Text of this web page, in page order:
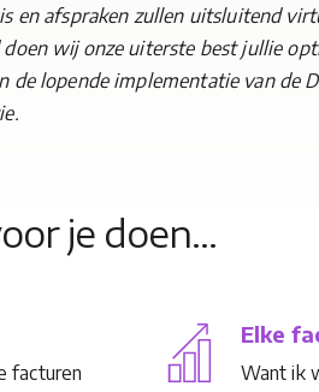
en afspraken zullen uitsluitend
doen wij onze uiterste best jullie
de lopende implementatie van de
je doen…
facturen
Elke
Want ik